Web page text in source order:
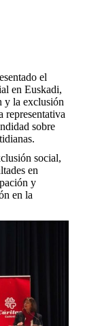
el
en Euskadi,
y la exclusión
representativa
sobre
social,
en
y
en la